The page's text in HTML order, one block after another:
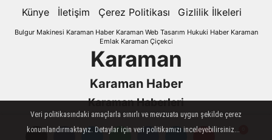
Künye İletişim Çerez Politikası Gizlilik İlkeleri
Bulgur Makinesi Karaman Haber Karaman Web Tasarım Hukuki Haber Karaman
Emlak Karaman Çiçekci
Karaman
Karaman Haber
Karaman Haberleri
Karaman Son Dakika
Veri politikasındaki amaçlarla sınırlı ve mevzuata uygun şekilde çerez
konumlandırmaktayız. Detaylar için veri politikamızı inceleyebilirsiniz...